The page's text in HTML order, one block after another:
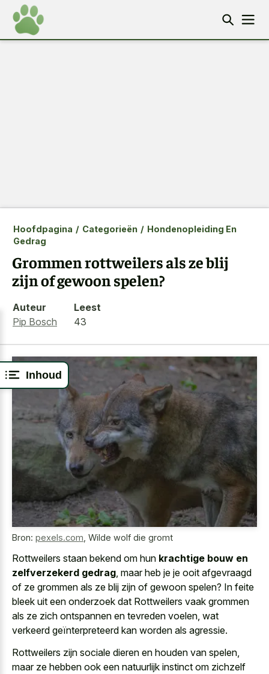
Inhoud
Hoofdpagina / Categorieën / Hondenopleiding En
Gedrag
Grommen rottweilers als ze blij
zijn of gewoon spelen?
Auteur
Pip Bosch
Leest
43
Bron: pexels.com Wilde wolf die gromt
Rottweilers staan bekend om hun krachtige bouw en
zelfverzekerd gedrag, maar heb je je ooit afgevraagd
of ze grommen als ze blij zijn of gewoon spelen? In feite
bleek uit een onderzoek dat Rottweilers vaak grommen
als ze zich ontspannen en tevreden voelen, wat
verkeerd geïnterpreteerd kan worden als agressie.
Rottweilers zijn sociale dieren en houden van spelen,
maar ze hebben ook een natuurlijk instinct om zichzelf